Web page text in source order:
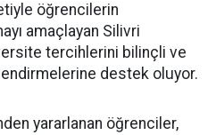
öğrencilerin
amaçlayan Silivri
tercihlerini bilinçli ve
destek oluyor.
yararlanan öğrenciler,